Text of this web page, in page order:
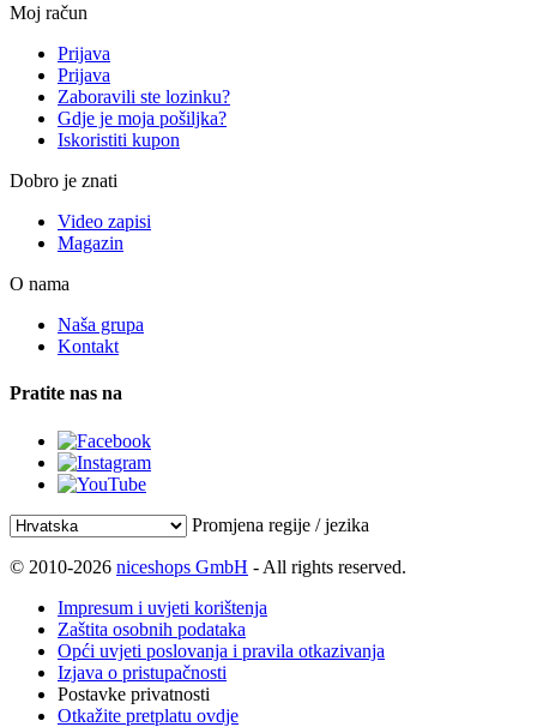
Moj račun
Prijava
Prijava
Zaboravili ste lozinku?
Gdje je moja pošiljka?
Iskoristiti kupon
Dobro je znati
Video zapisi
Magazin
O nama
Naša grupa
Kontakt
Pratite nas na
Promjena regije / jezika
© 2010-2026 niceshops GmbH - All rights reserved.
Impresum i uvjeti korištenja
Zaštita osobnih podataka
Opći uvjeti poslovanja i pravila otkazivanja
Izjava o pristupačnosti
Postavke privatnosti
Otkažite pretplatu ovdje